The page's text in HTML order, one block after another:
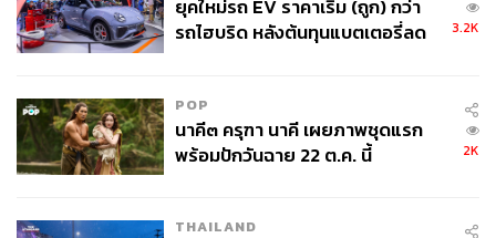
ยุคใหม่รถ EV ราคาเริ่ม (ถูก) กว่า
รถไฮบริด หลังต้นทุนแบตเตอรี่ลด
3.2K
POP
นาคี๓ ครุฑา นาคี เผยภาพชุดแรก
พร้อมปักวันฉาย 22 ต.ค. นี้
2K
THAILAND